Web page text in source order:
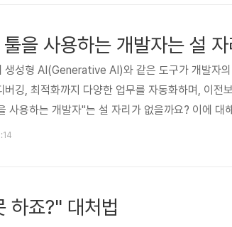
을 사용하는 개발자는 설
생성형 AI(Generative AI)와 같은 도구가 개발자
깅, 최적화까지 다양한 업무를 자동화하며, 이전
사용하는 개발자"는 설 자리가 없을까요? 이에 대
래밍의 많은 부분을 자동화할 수 있는 것은 사실
하죠?" 대처법